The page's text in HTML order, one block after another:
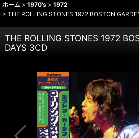
ホーム > 1970's > 1972
> THE ROLLING STONES 1972 BOSTON
THE ROLLING STONES 1972
DAYS 3CD